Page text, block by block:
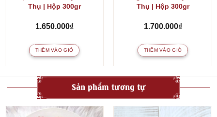
Thụ | Hộp 300gr
1.650.000₫
THÊM VÀO GIỎ
Thụ | Hộp 300gr
1.700.000₫
THÊM VÀO GIỎ
Sản phẩm tương tự